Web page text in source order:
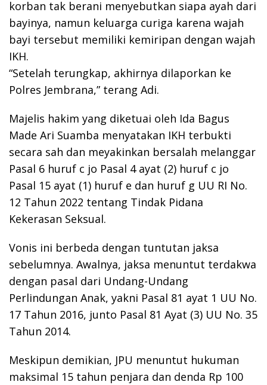
korban tak berani menyebutkan siapa ayah dari
bayinya, namun keluarga curiga karena wajah
bayi tersebut memiliki kemiripan dengan wajah
IKH.
“Setelah terungkap, akhirnya dilaporkan ke
Polres Jembrana,” terang Adi.
Majelis hakim yang diketuai oleh Ida Bagus
Made Ari Suamba menyatakan IKH terbukti
secara sah dan meyakinkan bersalah melanggar
Pasal 6 huruf c jo Pasal 4 ayat (2) huruf c jo
Pasal 15 ayat (1) huruf e dan huruf g UU RI No.
12 Tahun 2022 tentang Tindak Pidana
Kekerasan Seksual.
Vonis ini berbeda dengan tuntutan jaksa
sebelumnya. Awalnya, jaksa menuntut terdakwa
dengan pasal dari Undang-Undang
Perlindungan Anak, yakni Pasal 81 ayat 1 UU No.
17 Tahun 2016, junto Pasal 81 Ayat (3) UU No. 35
Tahun 2014.
Meskipun demikian, JPU menuntut hukuman
maksimal 15 tahun penjara dan denda Rp 100